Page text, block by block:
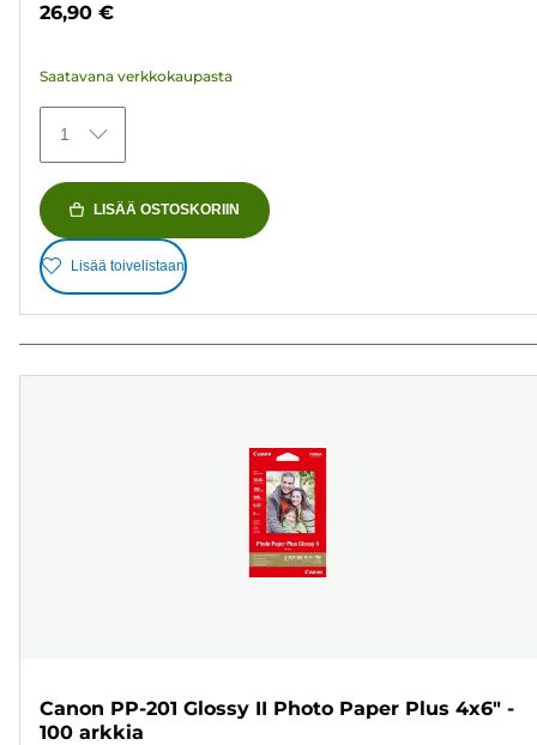
154
26,90 €
Saatavana verkkokaupasta
1
LISÄÄ OSTOSKORIIN
Lisää toivelistaan
Canon PP-201 Glossy II Photo Paper Plus 4x6" -
100 arkkia